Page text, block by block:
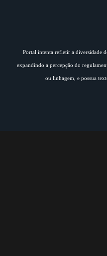
Portal intenta refletir a diversidade
expandindo a percepção do
ou linhagem, e possua